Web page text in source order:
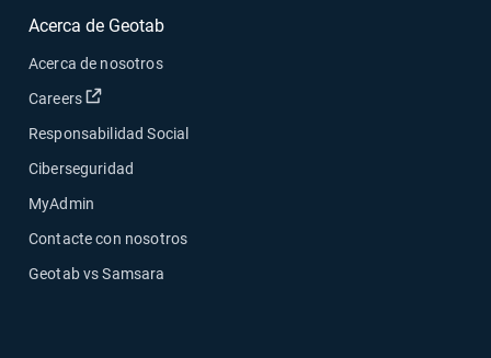
Acerca de Geotab
Acerca de nosotros
Careers
Abrir en una nueva ventana
Responsabilidad Social
Ciberseguridad
MyAdmin
Contacte con nosotros
Geotab vs Samsara